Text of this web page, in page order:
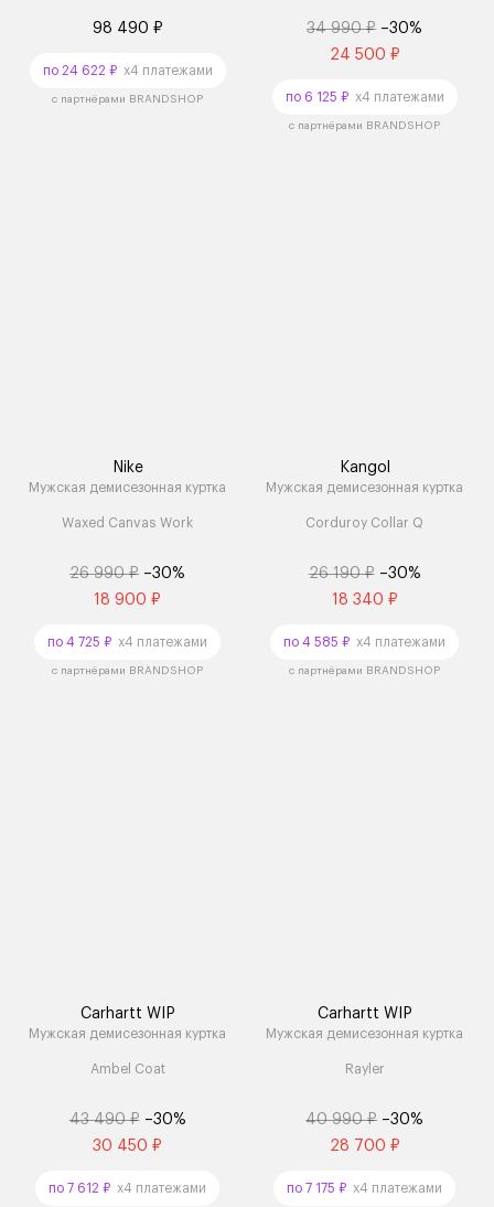
98 490 ₽
по 24 622 ₽x4 платежами
с партнёрами BRANDSHOP
34 990 ₽ –30%
24 500 ₽
по 6 125 ₽x4 платежами
с партнёрами BRANDSHOP
Nike
Мужская демисезонная куртка
Waxed Canvas Work
26 990 ₽ –30%
18 900 ₽
по 4 725 ₽ x4 платежами
с партнёрами BRANDSHOP
Kangol
Мужская демисезонная куртка
Corduroy Collar Q
26 190 ₽ –30%
18 340 ₽
по 4 585 ₽ x4 платежами
с партнёрами BRANDSHOP
Carhartt WIP
Мужская демисезонная куртка
Ambel Coat
43 490 ₽ –30%
30 450 ₽
по 7 612 ₽ x4 платежами
Carhartt WIP
Мужская демисезонная куртка
Rayler
40 990 ₽ –30%
28 700 ₽
по 7 175 ₽ x4 платежами